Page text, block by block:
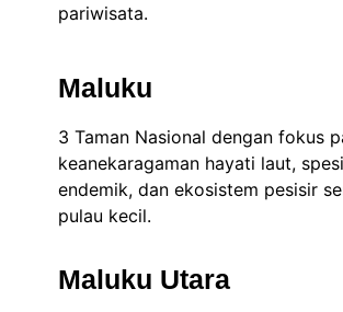
pariwisata.
Maluku
3 Taman Nasional dengan fokus
keanekaragaman hayati laut,
endemik, dan ekosistem pesisir
pulau kecil.
Maluku Utara